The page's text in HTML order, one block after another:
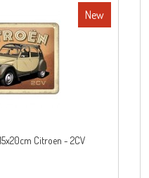
New
Citroen - 2CV